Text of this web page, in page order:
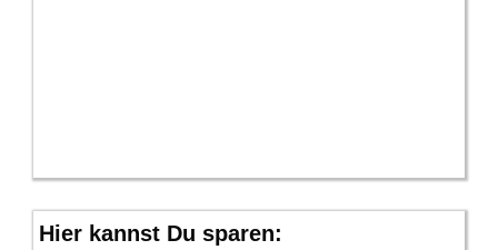
Hier kannst Du sparen: